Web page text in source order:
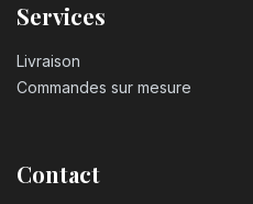
Services
Livraison
Commandes sur mesure
Contact